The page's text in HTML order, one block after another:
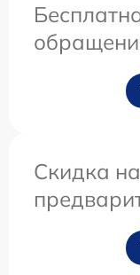
Скидка